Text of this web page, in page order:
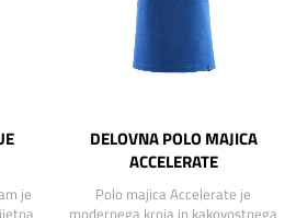
je
DELOVNA POLO MAJICA
ACCELERATE
Polo majica Accelerate je
modernega kroja in kakovostnega